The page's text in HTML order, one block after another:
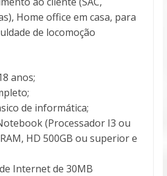
Home office em casa, para
de locomoção
anos;
de informática;
(Processador I3 ou
HD 500GB ou superior e
Internet de 30MB